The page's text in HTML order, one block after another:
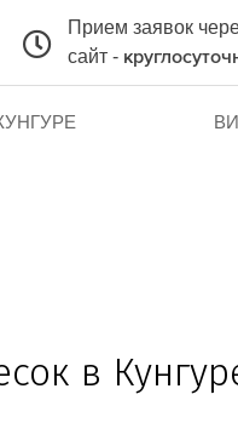
Прием заявок
сайт -
в